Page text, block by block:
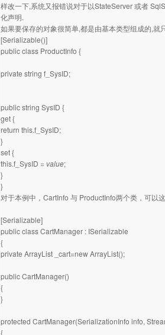
样改一下,系统又报错说对于以StateServer 或者
化声明.
如果要保存的对象很简单,都是由基本类型组成的,就
[Serializable()]
public class ProductInfo {
private string f_SysID;
public string SysID {
get {
return this.f_SysID;
}
set {
this.f_SysID = value;
}
}
对于本例中，CartInfo 与 ProductInfo两个类，可以
[Serializable]
public class CartManager : ISerializable
{
private ArrayList _cart=new ArrayList();
public CartManager()
{
}
protected CartManager(SerializationInfo info,
{